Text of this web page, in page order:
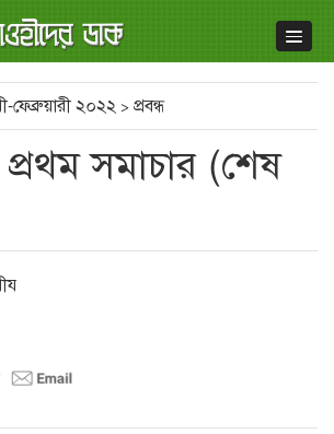
ফেব্রুয়ারী ২০২২ > প্রবন্ধ
সমাচার (শেষ